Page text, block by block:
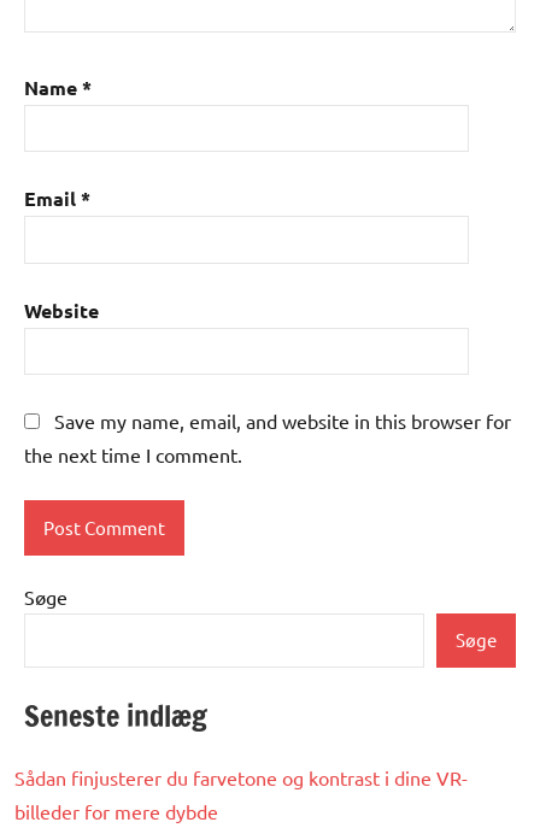
Name*
Email*
Website
Save my name, email, and website in this browser for
the next time I comment.
Søge
Søge
Seneste indlæg
Sådan finjusterer du farvetone og kontrast i dine VR-
billeder for mere dybde